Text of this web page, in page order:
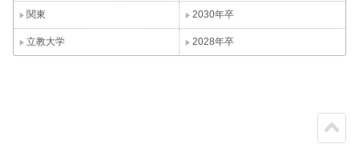
関東 2030年卒
立教大学 2028年卒